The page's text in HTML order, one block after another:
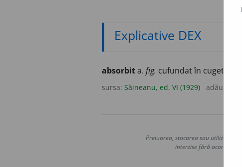
Explicative DEX
absorbita. fig. cufundat în cugetări,
sursa: Șăineanu, ed. VI (1929) adăugată
Preluarea, stocarea sau utilizarea
interzise fără acordul